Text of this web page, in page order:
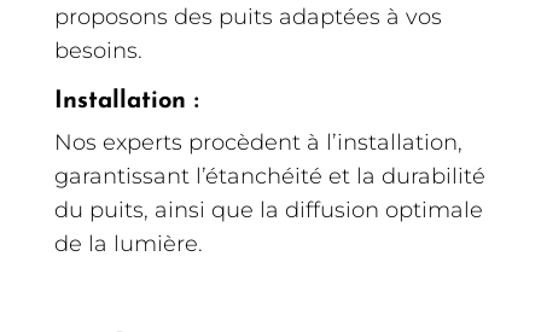
proposons des puits adaptées à vos
besoins.
Installation :
Nos experts procèdent à l’installation,
garantissant l’étanchéité et la durabilité
du puits, ainsi que la diffusion optimale
de la lumière.